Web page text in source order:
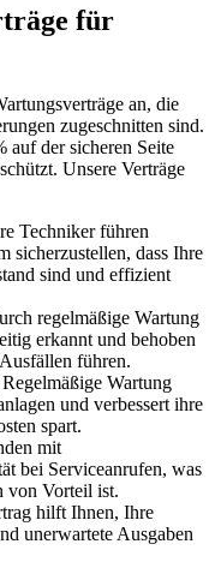
für
an, die
zugeschnitten sind.
auf der sicheren Seite
Unsere Verträge
Techniker führen
sicherzustellen, dass Ihre
sind und effizient
regelmäßige Wartung
erkannt und behoben
führen.
Regelmäßige Wartung
und verbessert ihre
spart.
mit
bei Serviceanrufen, was
von Vorteil ist.
hilft Ihnen, Ihre
unerwartete Ausgaben